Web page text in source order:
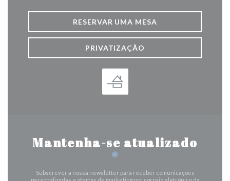
RESERVAR UMA MESA
PRIVATIZAÇÃO
Mantenha-se atualizado
*
Subscrever a nossa newsletter para receber comunicações